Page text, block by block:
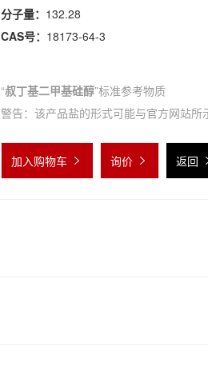
分子量： 132.28
CAS号： 18173-64-3
“叔丁基二甲基硅醇”标准参考物质
警告：该产品盐的形式可能与官方网站所
加入购物车 询价 返回